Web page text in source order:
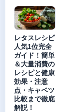
レタスレシピ
人気1位完全
ガイド！簡単
＆大量消費の
レシピと健康
効果・注意
点・キャベツ
比較まで徹底
解説！